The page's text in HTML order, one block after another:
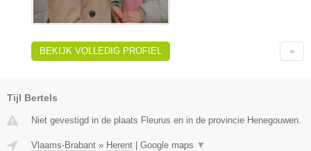
BEKIJK VOLLEDIG PROFIEL
Tijl Bertels
Niet gevestigd in de plaats Fleurus en in de provincie Henegouwen.
Vlaams-Brabant » Herent | Google maps ▼